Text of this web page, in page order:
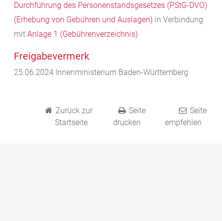
Durchführung des Personenstandsgesetzes (PStG-DVO)
(Erhebung von Gebühren und Auslagen) in Verbindung
mit Anlage 1 (Gebührenverzeichnis)
Freigabevermerk
25.06.2024 Innenministerium Baden-Württemberg
Zurück zur
Startseite
Seite
drucken
Seite
empfehlen